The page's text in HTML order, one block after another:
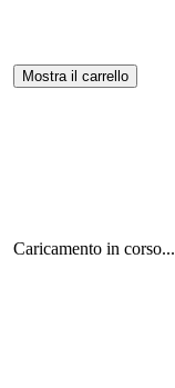
Mostra il carrello
Caricamento in corso...